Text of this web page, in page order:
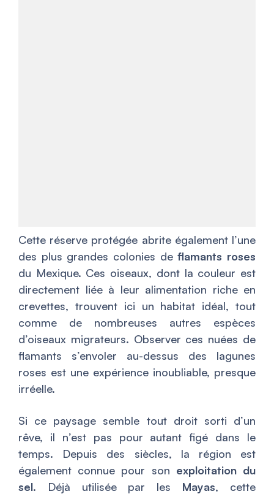
Cette réserve protégée abrite également l’une
des plus grandes colonies deflamants roses
du Mexique. Ces oiseaux, dont la couleur est
directement liée à leur alimentation riche en
crevettes, trouvent ici un habitat idéal, tout
comme de nombreuses autres espèces
d’oiseaux migrateurs. Observer ces nuées de
flamants s’envoler au-dessus des lagunes
roses est une expérience inoubliable, presque
irréelle.
Si ce paysage semble tout droit sorti d’un
rêve, il n’est pas pour autant figé dans le
temps. Depuis des siècles, la région est
également connue pour son exploitation du
sel. Déjà utilisée par les Mayas, cette